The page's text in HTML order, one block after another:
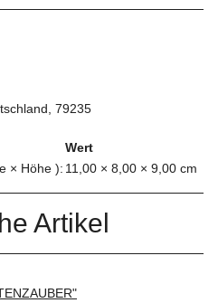
79235
Wert
× Höhe ): 11,00 × 8,00 × 9,00 cm
Artikel